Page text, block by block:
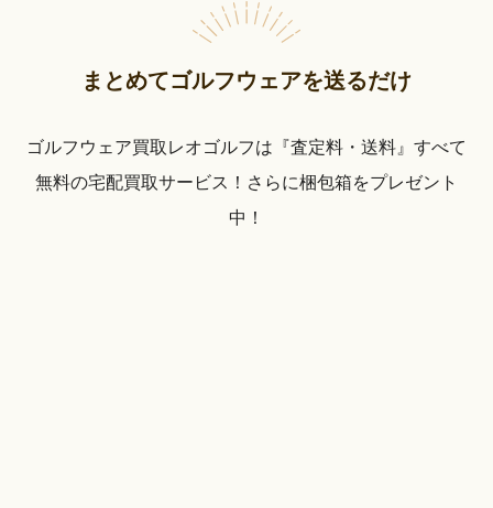
まとめてゴルフウェアを送るだけ
ゴルフウェア買取レオゴルフは『査定料・送料』すべて
無料の宅配買取サービス！さらに梱包箱をプレゼント
中！